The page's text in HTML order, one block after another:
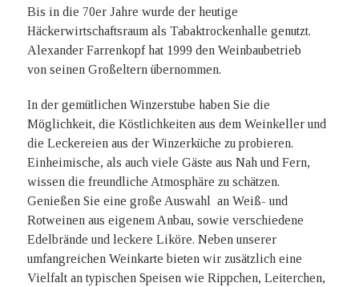
Bis in die 70er Jahre wurde der heutige
Häckerwirtschaftsraum als Tabaktrockenhalle genutzt.
Alexander Farrenkopf hat 1999 den Weinbaubetrieb
von seinen Großeltern übernommen.
In der gemütlichen Winzerstube haben Sie die
Möglichkeit, die Köstlichkeiten aus dem Weinkeller und
die Leckereien aus der Winzerküche zu probieren.
Einheimische, als auch viele Gäste aus Nah und Fern,
wissen die freundliche Atmosphäre zu schätzen.
Genießen Sie eine große Auswahl an Weiß- und
Rotweinen aus eigenem Anbau, sowie verschiedene
Edelbrände und leckere Liköre. Neben unserer
umfangreichen Weinkarte bieten wir zusätzlich eine
Vielfalt an typischen Speisen wie Rippchen, Leiterchen,